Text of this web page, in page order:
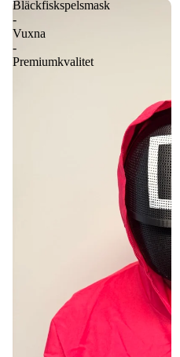
Bläckfiskspelsmask
-
Vuxna
-
Premiumkvalitet